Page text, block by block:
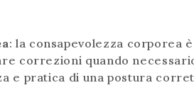
: la consapevolezza corporea
correzioni quando
e pratica di una postura